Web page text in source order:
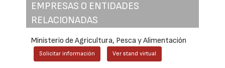
EMPRESAS O ENTIDADES
RELACIONADAS
Ministerio de Agricultura, Pesca y Alimentación
Solicitar información Ver stand virtual